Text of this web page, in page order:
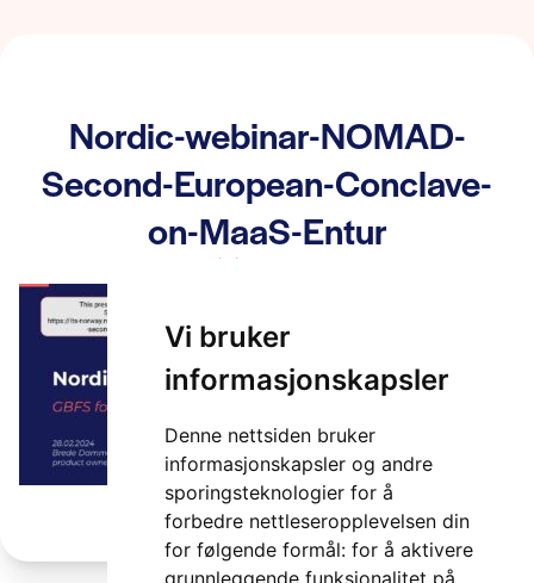
Vi bruker
informasjonskapsler
Denne nettsiden bruker
informasjonskapsler og andre
sporingsteknologier for å
forbedre nettleseropplevelsen din
for følgende formål: for å aktivere
grunnleggende funksjonalitet på
Nordic-webinar-NOMAD-
Second-European-Conclave-
on-MaaS-Entur